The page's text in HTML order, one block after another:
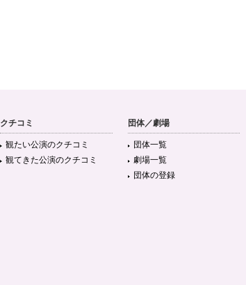
クチコミ
観たい公演のクチコミ
観てきた公演のクチコミ
団体／劇場
団体一覧
劇場一覧
団体の登録